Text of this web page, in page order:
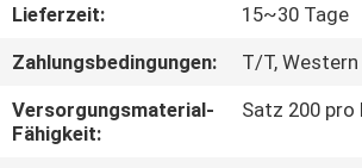
MIT
UNS
IN
VERBINDUNG
Lieferzeit:
15~30 Tage
Zahlungsbedingungen:
T/T, Western
Versorgungsmaterial-
Fähigkeit:
Satz 200 pro